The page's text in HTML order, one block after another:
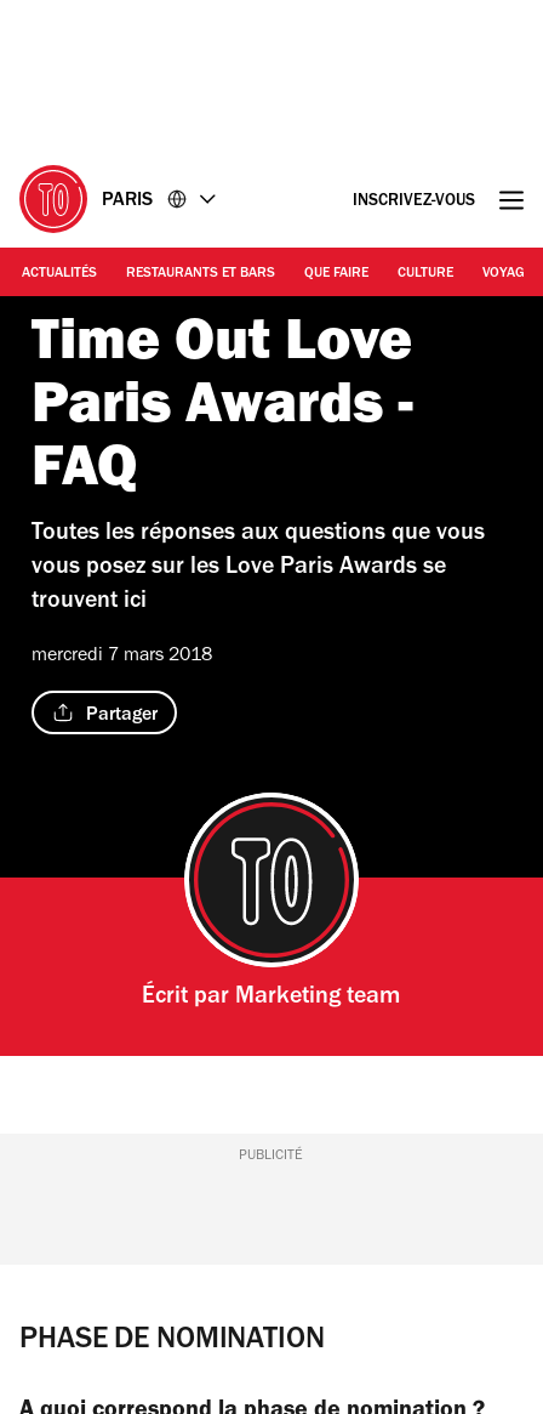
PARIS INSCRIVEZ-VOUS
ACTUALITÉS RESTAURANTS ET BARS QUE FAIRE CULTURE VOYAGE
Time Out Love
Paris Awards -
FAQ
Toutes les réponses aux questions que vous
vous posez sur les Love Paris Awards se
trouvent ici
mercredi 7 mars 2018
Partager
Écrit par Marketing team
PUBLICITÉ
PHASE DE NOMINATION